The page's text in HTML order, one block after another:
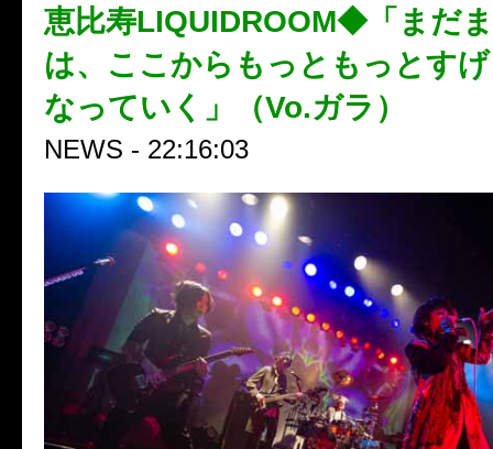
恵比寿LIQUIDROOM◆「まだ
は、ここからもっともっとす
なっていく」（Vo.ガラ）
NEWS - 22:16:03